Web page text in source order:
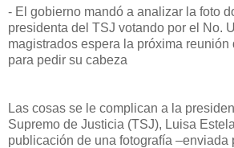
- El gobierno mandó a analizar la foto
presidenta del TSJ votando por el No.
magistrados espera la próxima reunión
para pedir su cabeza
Las cosas se le complican a la
Supremo de Justicia (TSJ), Luisa
publicación de una fotografía –enviada